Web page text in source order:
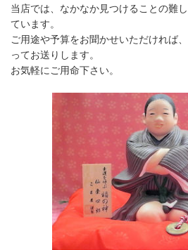
当店では、なかなか見つけることの難
ています。
ご用途や予算をお聞かせいただければ
ってお送りします。
お気軽にご用命下さい。